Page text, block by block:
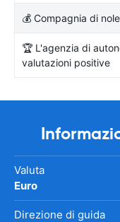
💰 Compagnia di
🏆 L'agenzia di
valutazioni positive
Valuta
Euro
Direzione di guida